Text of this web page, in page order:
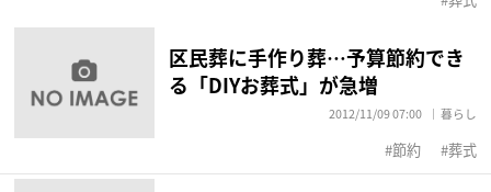
区民葬に手作り葬…予算節約でき
る「DIYお葬式」が急増
2012/11/09 07:00 暮らし
節約 葬式